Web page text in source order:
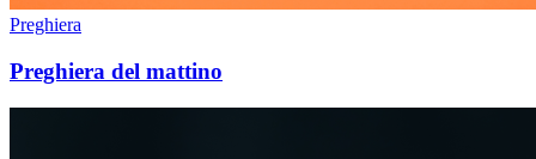
Preghiera
Preghiera del mattino